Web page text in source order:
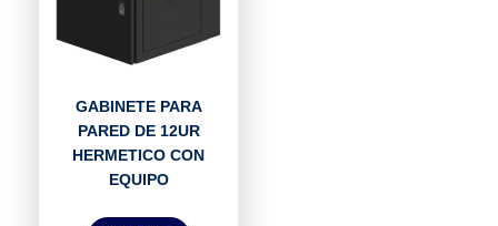
GABINETE PARA
PARED DE 12UR
HERMETICO CON
EQUIPO